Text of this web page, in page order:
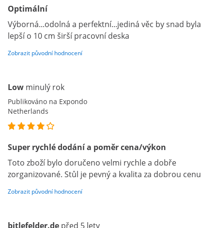
Optimální
Výborná...odolná a perfektní...jediná věc by snad byla
lepší o 10 cm širší pracovní deska
Zobrazit původní hodnocení
Low minulý rok
Publikováno na Expondo
Netherlands
Super rychlé dodání a poměr cena/výkon
Toto zboží bylo doručeno velmi rychle a dobře
zorganizované. Stůl je pevný a kvalita za dobrou cenu
Zobrazit původní hodnocení
bitlefelder.de před 5 lety